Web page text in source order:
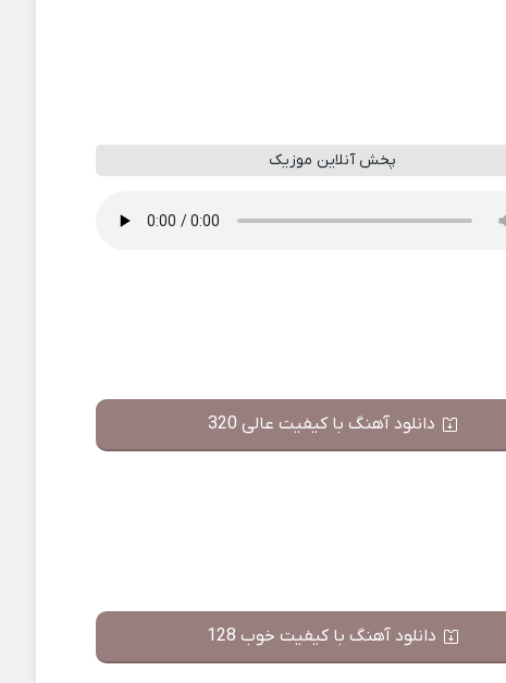
پخش آنلاین موزیک
دانلود آهنگ با کیفیت عالی 320
دانلود آهنگ با کیفیت خوب 128